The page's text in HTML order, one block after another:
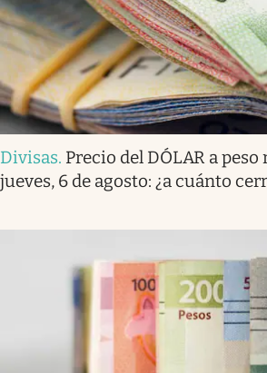
Divisas. Precio del DÓLAR a
jueves, 6 de agosto: ¿a cuánto